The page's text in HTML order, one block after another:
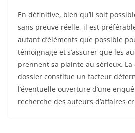
En définitive, bien qu’il soit
sans preuve réelle, il est
autant d’éléments que possible
témoignage et s’assurer que les
prennent sa plainte au sérieux. La
dossier constitue un facteur
l’éventuelle ouverture d’une
recherche des auteurs d’affaires